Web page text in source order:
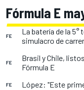
Fórmula E
FE
La batería de la 5°
simulacro de
FE
Brasil y Chile,
Fórmula E
FE López: "Este